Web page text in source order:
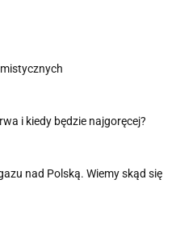
i kiedy będzie najgoręcej?
nad Polską. Wiemy skąd się